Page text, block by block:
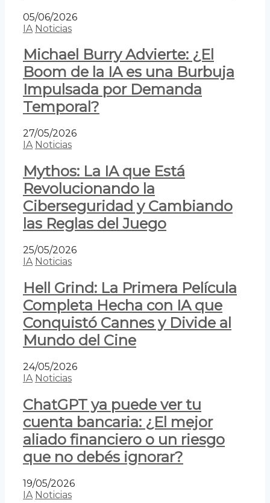
05/06/2026
IA Noticias
Michael Burry Advierte: ¿El
Boom de la IA es una Burbuja
Impulsada por Demanda
Temporal?
27/05/2026
IA Noticias
Mythos: La IA que Está
Revolucionando la
Ciberseguridad y Cambiando
las Reglas del Juego
25/05/2026
IA Noticias
Hell Grind: La Primera Película
Completa Hecha con IA que
Conquistó Cannes y Divide al
Mundo del Cine
24/05/2026
IA Noticias
ChatGPT ya puede ver tu
cuenta bancaria: ¿El mejor
aliado financiero o un riesgo
que no debés ignorar?
19/05/2026
IA Noticias